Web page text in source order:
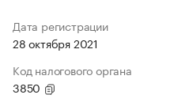
Дата регистрации
28 октября 2021
Код налогового органа
3850